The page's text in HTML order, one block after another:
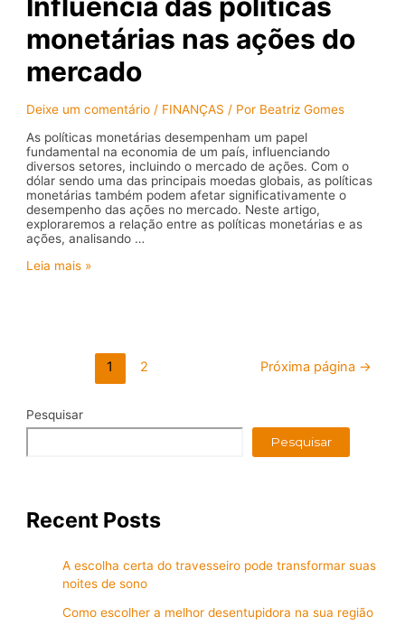
monetárias nas ações do
mercado
Deixe um comentário / FINANÇAS / Por Beatriz Gomes
As políticas monetárias desempenham um papel
fundamental na economia de um país, influenciando
diversos setores, incluindo o mercado de ações. Com o
dólar sendo uma das principais moedas globais, as políticas
monetárias também podem afetar significativamente o
desempenho das ações no mercado. Neste artigo,
exploraremos a relação entre as políticas monetárias e as
ações, analisando …
Influência
Leia mais »
1 2 Próxima página →
Pesquisar
Pesquisar
Recent Posts
A escolha certa do travesseiro pode transformar suas
noites de sono
Como escolher a melhor desentupidora na sua região